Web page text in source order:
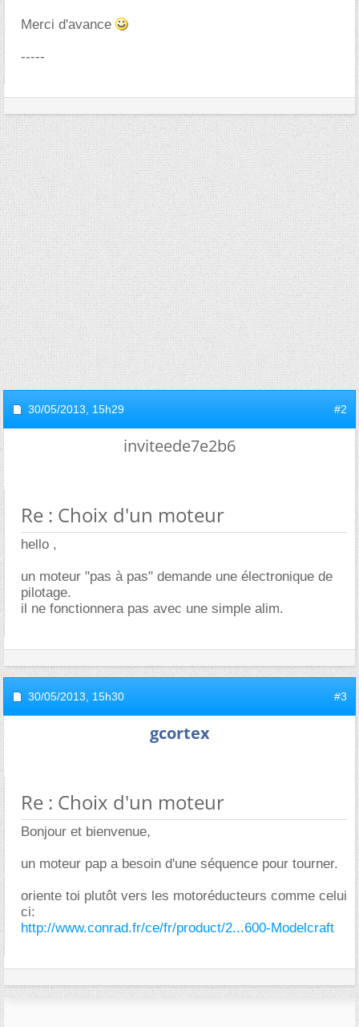
Merci d'avance
-----
30/05/2013, 15h29 #2
inviteede7e2b6
Re : Choix d'un moteur
hello ,
un moteur "pas à pas" demande une électronique de
pilotage.
il ne fonctionnera pas avec une simple alim.
30/05/2013, 15h30 #3
gcortex
Re : Choix d'un moteur
Bonjour et bienvenue,
un moteur pap a besoin d'une séquence pour tourner.
oriente toi plutôt vers les motoréducteurs comme celui
ci:
http://www.conrad.fr/ce/fr/product/2...600-Modelcraft